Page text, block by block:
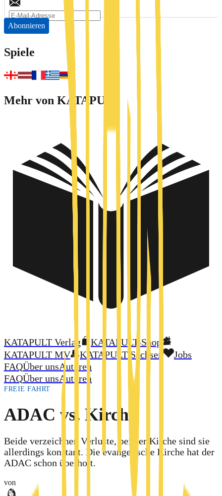
Abonnieren
Spiele
Mehr von KATAPULT
KATAPULT Verlag
KATAPULT-Shop
KATAPULT MV
KATAPULT Sachsen
Jobs
FAQÜber unsAutoren
FAQÜber unsAutoren
FREIE FAHRT
ADAC vs. Kirche
Beide verzeichnen Verluste, bei der Kirche sind sie
allerdings konstant. Die evangelische Kirche hat der
ADAC schon überholt.
von